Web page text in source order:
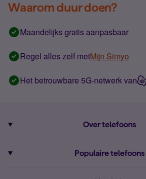
Waarom duur doen?
Maandelijks gratis aanpasbaar
Regel alles zelf metMijn Simyo
Het betrouwbare 5G-netwerk van
Over telefoons
Populaire telefoons